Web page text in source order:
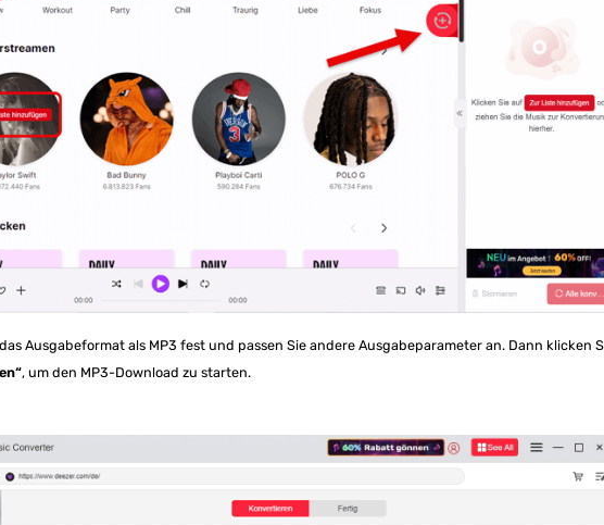
Ausgabeformat als MP3 fest und passen Sie andere Ausgabeparameter an. Dann klicken
, um den MP3-Download zu starten.